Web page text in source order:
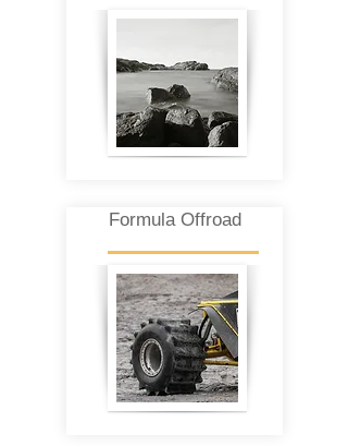
Formula Offroad